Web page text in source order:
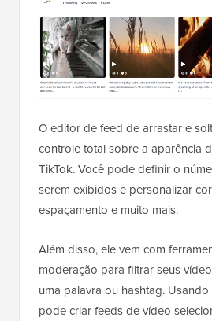
O editor de feed de arrastar e
controle total sobre a aparência
TikTok. Você pode definir o
serem exibidos e personalizar
espaçamento e muito mais.
Além disso, ele vem com
moderação para filtrar seus
uma palavra ou hashtag.
pode criar feeds de vídeo